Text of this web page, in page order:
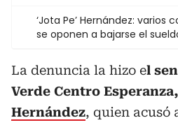
‘Jota Pe’ Hernández: varios
se oponen a bajarse el
La denuncia la hizo el
Verde Centro Esperanza,
Hernández, quien acusó